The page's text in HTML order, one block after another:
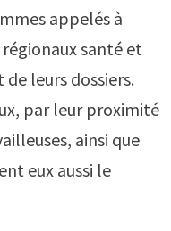
appelés à
santé et
leurs dossiers.
par leur proximité
ainsi que
eux aussi le